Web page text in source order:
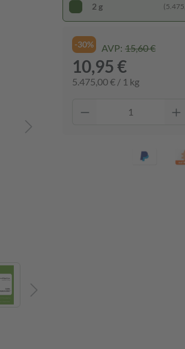
2 g
-30% AVP: 15,60 €
10,95 €
5.475,00 € / 1 kg